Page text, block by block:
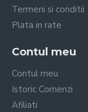
Termeni si conditii
Plata in rate
Contul meu
Contul meu
Istoric Comenzi
Afiliati